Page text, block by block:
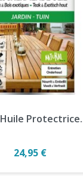
Prix
24,95 €